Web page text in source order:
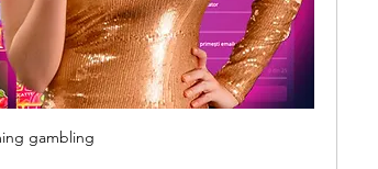
gambling